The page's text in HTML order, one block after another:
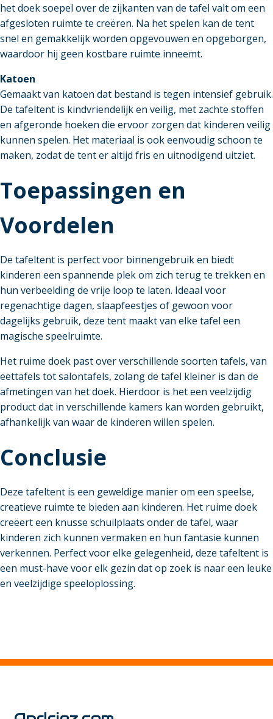
het doek soepel over de zijkanten van de tafel valt om een
afgesloten ruimte te creëren. Na het spelen kan de tent
snel en gemakkelijk worden opgevouwen en opgeborgen,
waardoor hij geen kostbare ruimte inneemt.
Katoen
Gemaakt van katoen dat bestand is tegen intensief gebruik.
De tafeltent is kindvriendelijk en veilig, met zachte stoffen
en afgeronde hoeken die ervoor zorgen dat kinderen veilig
kunnen spelen. Het materiaal is ook eenvoudig schoon te
maken, zodat de tent er altijd fris en uitnodigend uitziet.
Toepassingen en
Voordelen
De tafeltent is perfect voor binnengebruik en biedt
kinderen een spannende plek om zich terug te trekken en
hun verbeelding de vrije loop te laten. Ideaal voor
regenachtige dagen, slaapfeestjes of gewoon voor
dagelijks gebruik, deze tent maakt van elke tafel een
magische speelruimte.
Het ruime doek past over verschillende soorten tafels, van
eettafels tot salontafels, zolang de tafel kleiner is dan de
afmetingen van het doek. Hierdoor is het een veelzijdig
product dat in verschillende kamers kan worden gebruikt,
afhankelijk van waar de kinderen willen spelen.
Conclusie
Deze tafeltent is een geweldige manier om een speelse,
creatieve ruimte te bieden aan kinderen. Het ruime doek
creëert een knusse schuilplaats onder de tafel, waar
kinderen zich kunnen vermaken en hun fantasie kunnen
verkennen. Perfect voor elke gelegenheid, deze tafeltent is
een must-have voor elk gezin dat op zoek is naar een leuke
en veelzijdige speeloplossing.